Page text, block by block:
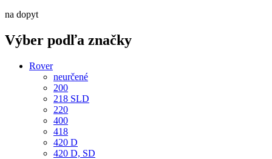
na dopyt
Výber podľa značky
Rover
neurčené
200
218 SLD
220
400
418
420 D
420 D, SD